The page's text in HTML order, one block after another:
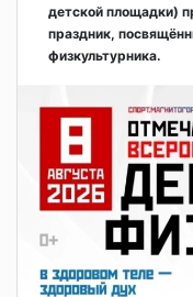
детской площадки)
праздник,
физкультурника.